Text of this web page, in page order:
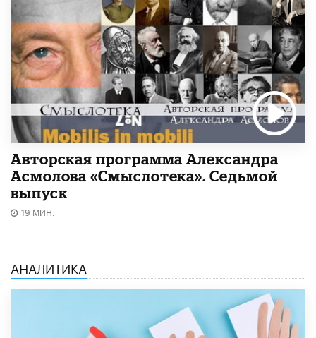
Авторская программа Александра
Асмолова «Смыслотека». Седьмой
выпуск
19 МИН.
АНАЛИТИКА